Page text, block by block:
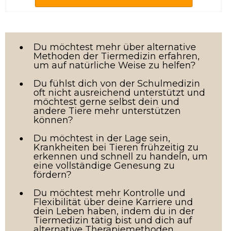
Du möchtest mehr über alternative
Methoden der Tiermedizin erfahren,
um auf natürliche Weise zu helfen?
Du fühlst dich von der Schulmedizin
oft nicht ausreichend unterstützt und
möchtest gerne selbst dein und
andere Tiere mehr unterstützen
können?
Du möchtest in der Lage sein,
Krankheiten bei Tieren frühzeitig zu
erkennen und schnell zu handeln, um
eine vollständige Genesung zu
fördern?
Du möchtest mehr Kontrolle und
Flexibilität über deine Karriere und
dein Leben haben, indem du in der
Tiermedizin tätig bist und dich auf